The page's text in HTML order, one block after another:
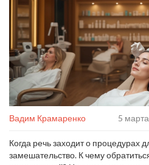
Вадим Крамаренко 5
Когда речь заходит о процедурах
замешательство. К чему